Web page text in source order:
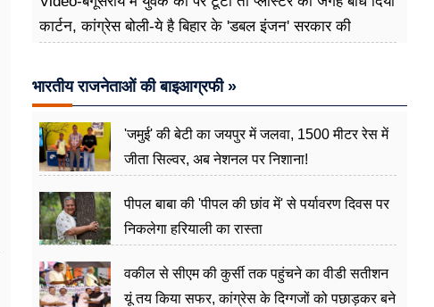
कार्टन, कांग्रेस बोली-ये है बिहार के 'डबल इंजन' सरकार की
भारतीय राजनेताओं की बाइआग्रफी »
'जमुई' की बेटी का जयपुर में जलवा, 1500 मीटर रेस में
जीता सिल्वर, अब नेशनल पर निशाना!
पीपल बाबा की 'पीपल की छांव में' से पर्यावरण दिवस पर
निकलेगा हरियाली का रास्ता
वकील से सीएम की कुर्सी तक पहुंचने का वीडी सतीशन
यूं तय किया सफर, कांग्रेस के दिग्गजों को पछाड़कर बने